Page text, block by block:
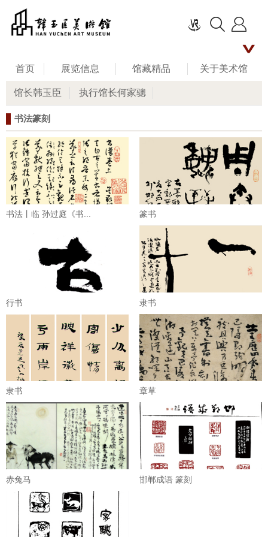
首页 展览信息 馆藏精品 关于美术馆
馆长韩玉臣 执行馆长何家骢
名家评说
公共教育 联系我们 留言板
书法篆刻
书法丨临 孙过庭《书... 篆书
行书 隶书
隶书 章草
赤兔马 邯郸成语 篆刻